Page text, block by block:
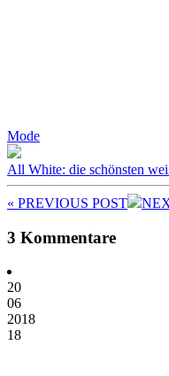
Mode
All White: die schönsten
« PREVIOUS POST
3 Kommentare
20
06
2018
18